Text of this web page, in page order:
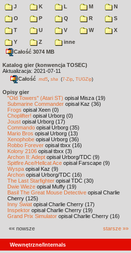
J
K L M
N
O
P Q R
S
T
U V W
X
Y
Z
inne
Całość 3074 MB
Katalog gier (konwencja TOSEC)
Aktualizacja: 2021-07-11
Całość md5 sha (7-Zip TUGZip)
Opisy gier
"Old Towers" (Atari ST) opisał Misza (19)
Submarine Commander opisał Kaz (36)
Frogs opisał Xeen (0)
Choplifter! opisał Urborg (0)
Joust opisał Urborg (17)
Commando opisał Urborg (35)
Mario Bros opisał Urborg (13)
Xenophobe opisał Urborg (36)
Robbo Forever opisał tbxx (16)
Kolony 2106 opisał tbxx (3)
Archon II: Adept opisał Urborg/TDC (9)
Spitfire Ace/Hellcat Ace opisał Farscape (9)
Wyspa opisał Kaz (9)
Archon opisał Urborg/TDC (16)
The Last Starfighter opisał TDC (30)
Dwie Wieże opisał Muffy (19)
Basil The Great Mouse Detective opisał Charlie
Cherry (125)
Inny Świat opisał Charlie Cherry (17)
Inspektor opisał Charlie Cherry (19)
Grand Prix Simulator opisał Charlie Cherry (16)
«« nowsze starsze »»
Wewnętrzne/Internals